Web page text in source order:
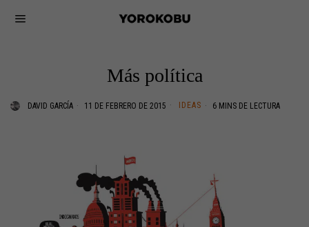
Más política
DAVID GARCÍA 11 DE FEBRERO DE 2015 IDEAS 6 MINS DE LECTURA